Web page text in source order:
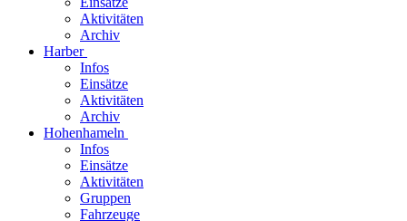
Aktivitäten
Archiv
Harber
Infos
Einsätze
Aktivitäten
Archiv
Hohenhameln
Infos
Einsätze
Aktivitäten
Gruppen
Fahrzeuge